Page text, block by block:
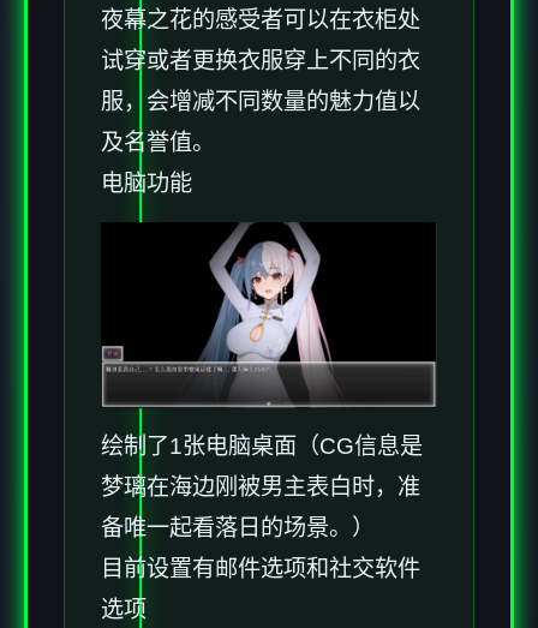
夜幕之花的感受者可以在衣柜处
试穿或者更换衣服穿上不同的衣
服，会增减不同数量的魅力值以
及名誉值。
电脑功能
绘制了1张电脑桌面（CG信息是
梦璃在海边刚被男主表白时，准
备唯一起看落日的场景。）
目前设置有邮件选项和社交软件
选项